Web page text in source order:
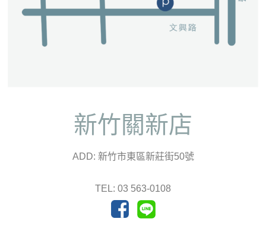
新竹關新店
ADD: 新竹市東區新莊街50號
TEL: 03 563-0108